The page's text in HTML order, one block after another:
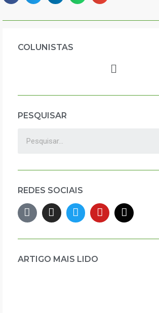
COLUNISTAS
PESQUISAR
REDES SOCIAIS
ARTIGO MAIS LIDO